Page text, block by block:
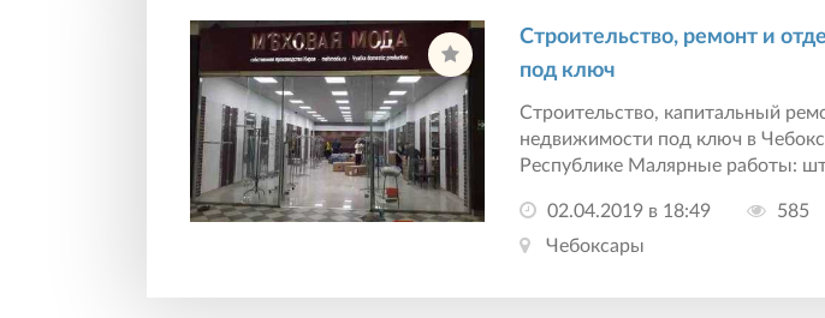
Строительство, ремонт и
под ключ
Строительство, капитальный
недвижимости под ключ в
Республике Малярные работы:
02.04.2019 в 18:49
585
Чебоксары